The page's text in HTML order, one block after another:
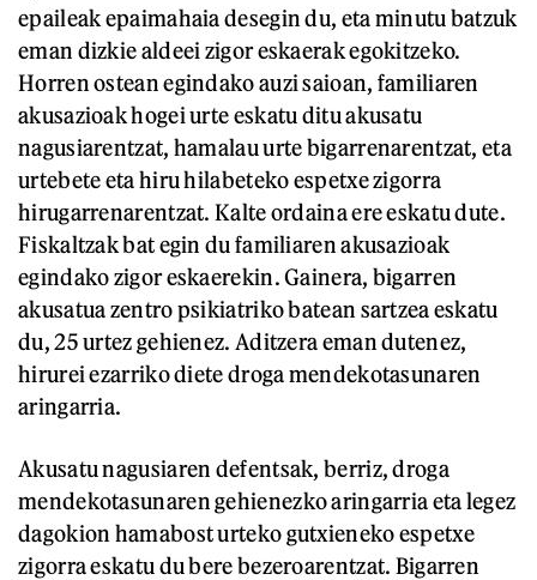
epaileak epaimahaia desegin du, eta minutu batzuk
eman dizkie aldeei zigor eskaerak egokitzeko.
Horren ostean egindako auzi saioan, familiaren
akusazioak hogei urte eskatu ditu akusatu
nagusiarentzat, hamalau urte bigarrenarentzat, eta
urtebete eta hiru hilabeteko espetxe zigorra
hirugarrenarentzat. Kalte ordaina ere eskatu dute.
Fiskaltzak bat egin du familiaren akusazioak
egindako zigor eskaerekin. Gainera, bigarren
akusatua zentro psikiatriko batean sartzea eskatu
du, 25 urtez gehienez. Aditzera eman dutenez,
hirurei ezarriko diete droga mendekotasunaren
aringarria.
Akusatu nagusiaren defentsak, berriz, droga
mendekotasunaren gehienezko aringarria eta legez
dagokion hamabost urteko gutxieneko espetxe
zigorra eskatu du bere bezeroarentzat. Bigarren